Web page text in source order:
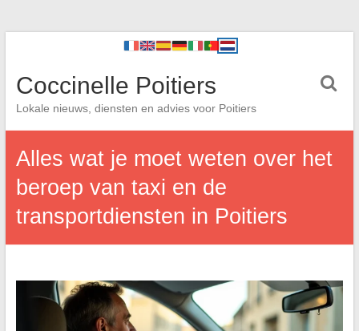
Coccinelle Poitiers
Lokale nieuws, diensten en advies voor Poitiers
Alles wat je moet weten over het
beroep van taxi en de
transportdiensten in Poitiers